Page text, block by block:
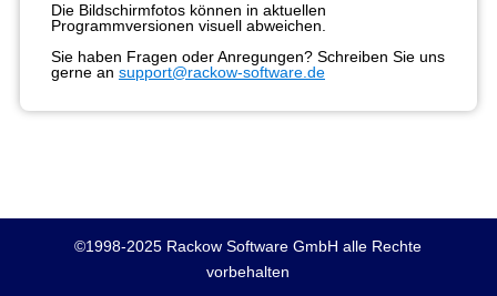
Die Bildschirmfotos können in aktuellen
Programmversionen visuell abweichen.
Sie haben Fragen oder Anregungen? Schreiben Sie uns
gerne an support@rackow-software.de
©1998-2025 Rackow Software GmbH alle Rechte
vorbehalten